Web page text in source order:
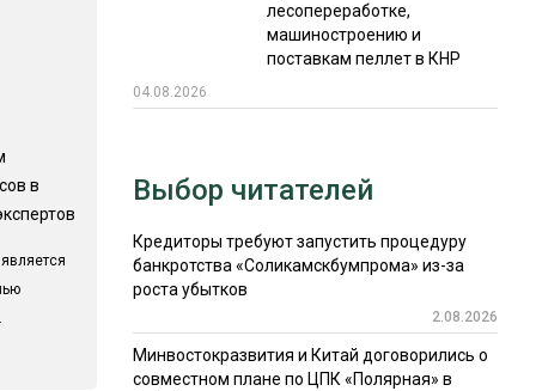
в
лесопереработке,
машиностроению и
поставкам пеллет в КНР
04.08.2026
Выбор читателей
Кредиторы требуют запустить процедуру
банкротства «Соликамскбумпрома» из-за
роста убытков
2.08.2026
Минвостокразвития и Китай договорились о
совместном плане по ЦПК «Полярная» в